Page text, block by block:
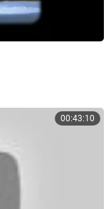
00:43:10